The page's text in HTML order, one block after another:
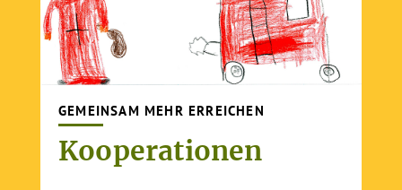
GEMEINSAM MEHR ERREICHEN
Kooperationen